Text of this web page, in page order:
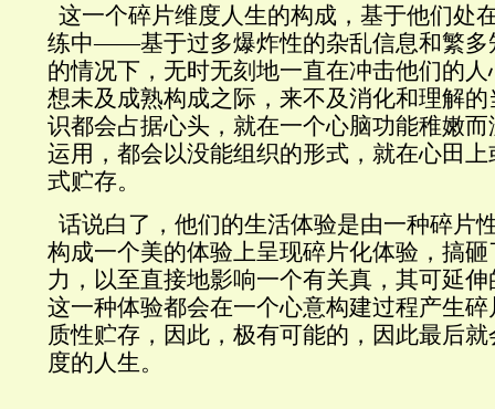
这一个碎片维度人生的构成，基于他们处
练中——基于过多爆炸性的杂乱信息和繁多
的情况下，无时无刻地一直在冲击他们的
想未及成熟构成之际，来不及消化和理解
识都会占据心头，就在一个心脑功能稚嫩
运用，都会以没能组织的形式，就在心田
式贮存。
话说白了，他们的生活体验是由一种碎片
构成一个美的体验上呈现碎片化体验，搞
力，以至直接地影响一个有关真，其可延
这一种体验都会在一个心意构建过程产生
质性贮存，因此，极有可能的，因此最后
度的人生。